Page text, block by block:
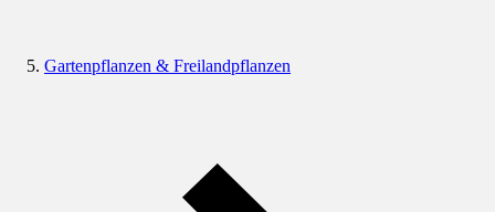
Gartenpflanzen & Freilandpflanzen